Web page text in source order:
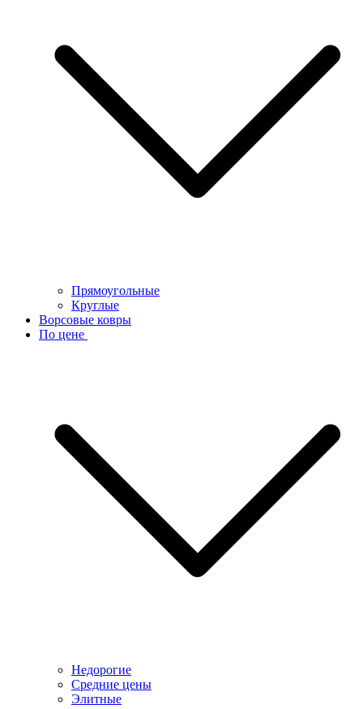
Прямоугольные
Круглые
Ворсовые ковры
По цене
Недорогие
Средние цены
Элитные